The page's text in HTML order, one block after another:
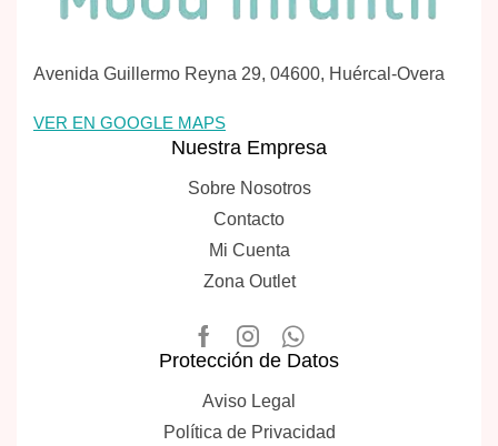
Avenida Guillermo Reyna 29, 04600, Huércal-Overa
VER EN GOOGLE MAPS
Nuestra Empresa
Sobre Nosotros
Contacto
Mi Cuenta
Zona Outlet
Protección de Datos
Aviso Legal
Política de Privacidad